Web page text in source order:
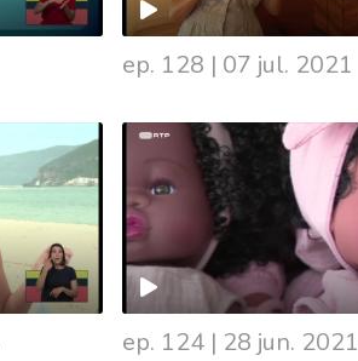
ep. 128 | 07 jul. 2021
ep. 124 | 28 jun. 2021